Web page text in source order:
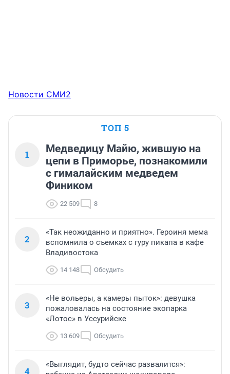
Новости СМИ2
ТОП 5
1
Медведицу Майю, жившую на
цепи в Приморье, познакомили
с гималайским медведем
Фиником
22 509 8
2
«Так неожиданно и приятно». Героиня мема
вспомнила о съемках с гуру пикапа в кафе
Владивостока
14 148 Обсудить
3
«Не вольеры, а камеры пыток»: девушка
пожаловалась на состояние экопарка
«Лотос» в Уссурийске
13 609 Обсудить
4
«Выглядит, будто сейчас развалится»: